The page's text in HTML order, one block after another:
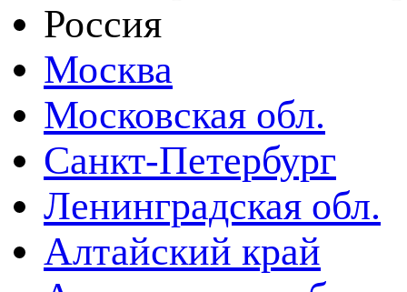
Россия
Москва
Московская обл.
Санкт-Петербург
Ленинградская обл.
Алтайский край